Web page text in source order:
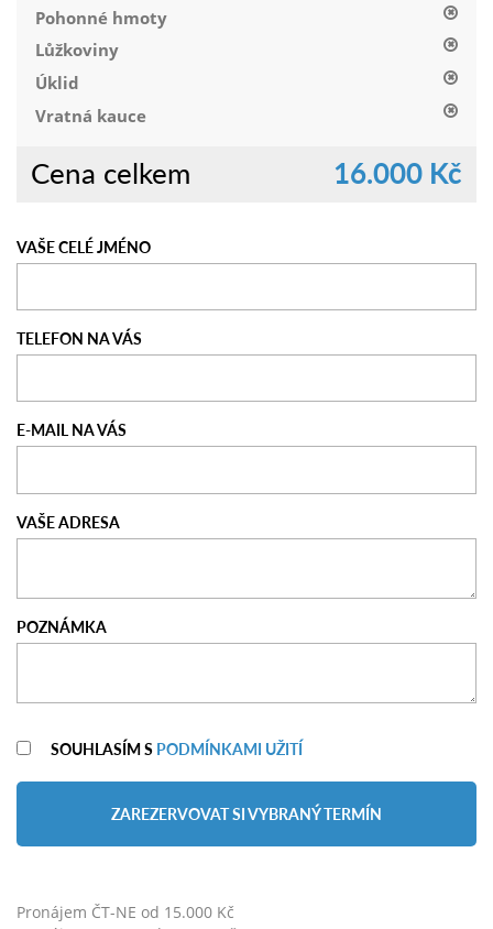
Pohonné hmoty
Lůžkoviny
Úklid
Vratná kauce
Cena celkem 16.000 Kč
VAŠE CELÉ JMÉNO
TELEFON NA VÁS
E-MAIL NA VÁS
VAŠE ADRESA
POZNÁMKA
SOUHLASÍM S PODMÍNKAMI UŽITÍ
ZAREZERVOVAT SI VYBRANÝ TERMÍN
Pronájem ČT-NE od 15.000 Kč